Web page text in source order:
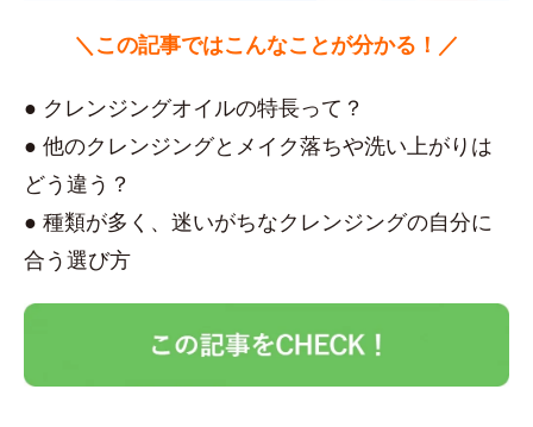
＼この記事ではこんなことが分かる！／
● クレンジングオイルの特長って？
● 他のクレンジングとメイク落ちや洗い上がりは
どう違う？
● 種類が多く、迷いがちなクレンジングの自分に
合う選び方